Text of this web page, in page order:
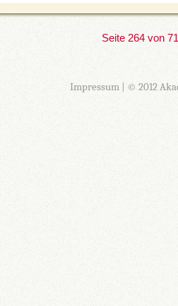
Seite 264 von
Impressum| © 2012